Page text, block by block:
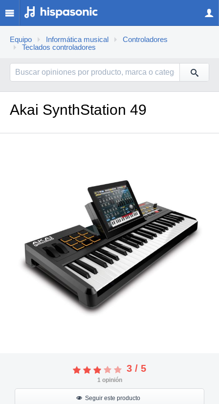
Equipo Informática musical
Controladores
Teclados controladores
Akai SynthStation 49
3 / 5
1opinión
Seguir este producto